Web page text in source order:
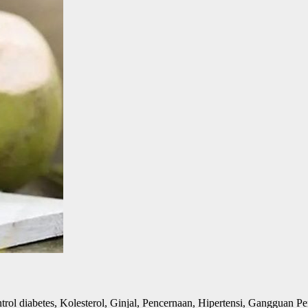
diabetes, Kolesterol, Ginjal, Pencernaan, Hipertensi, Gangguan